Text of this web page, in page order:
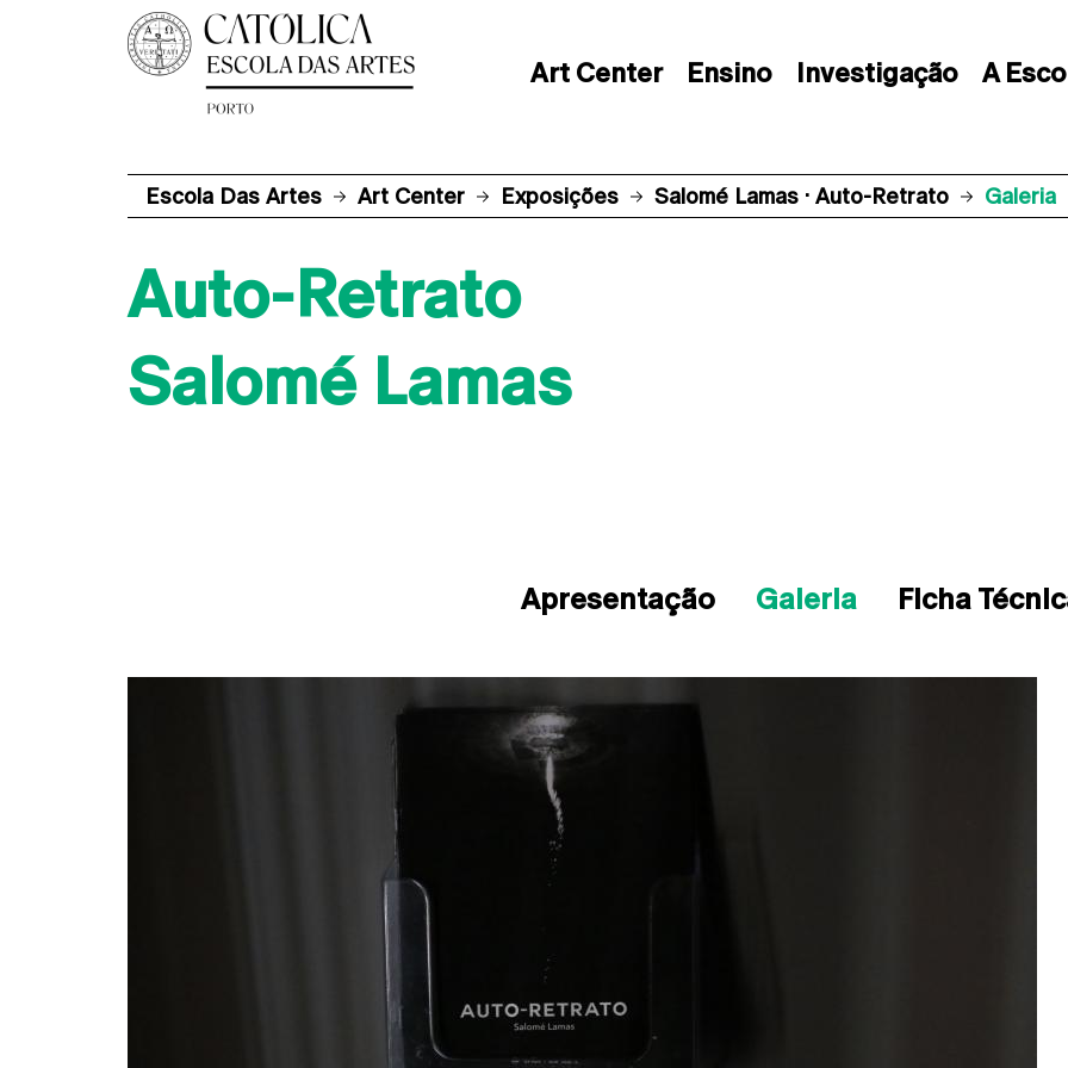
Art Center Ensino Investigação A
Escola Das Artes Art Center Exposições Salomé Lamas · Auto-Retrato Galeria
Auto-Retrato
Salomé Lamas
Apresentação Galeria Ficha